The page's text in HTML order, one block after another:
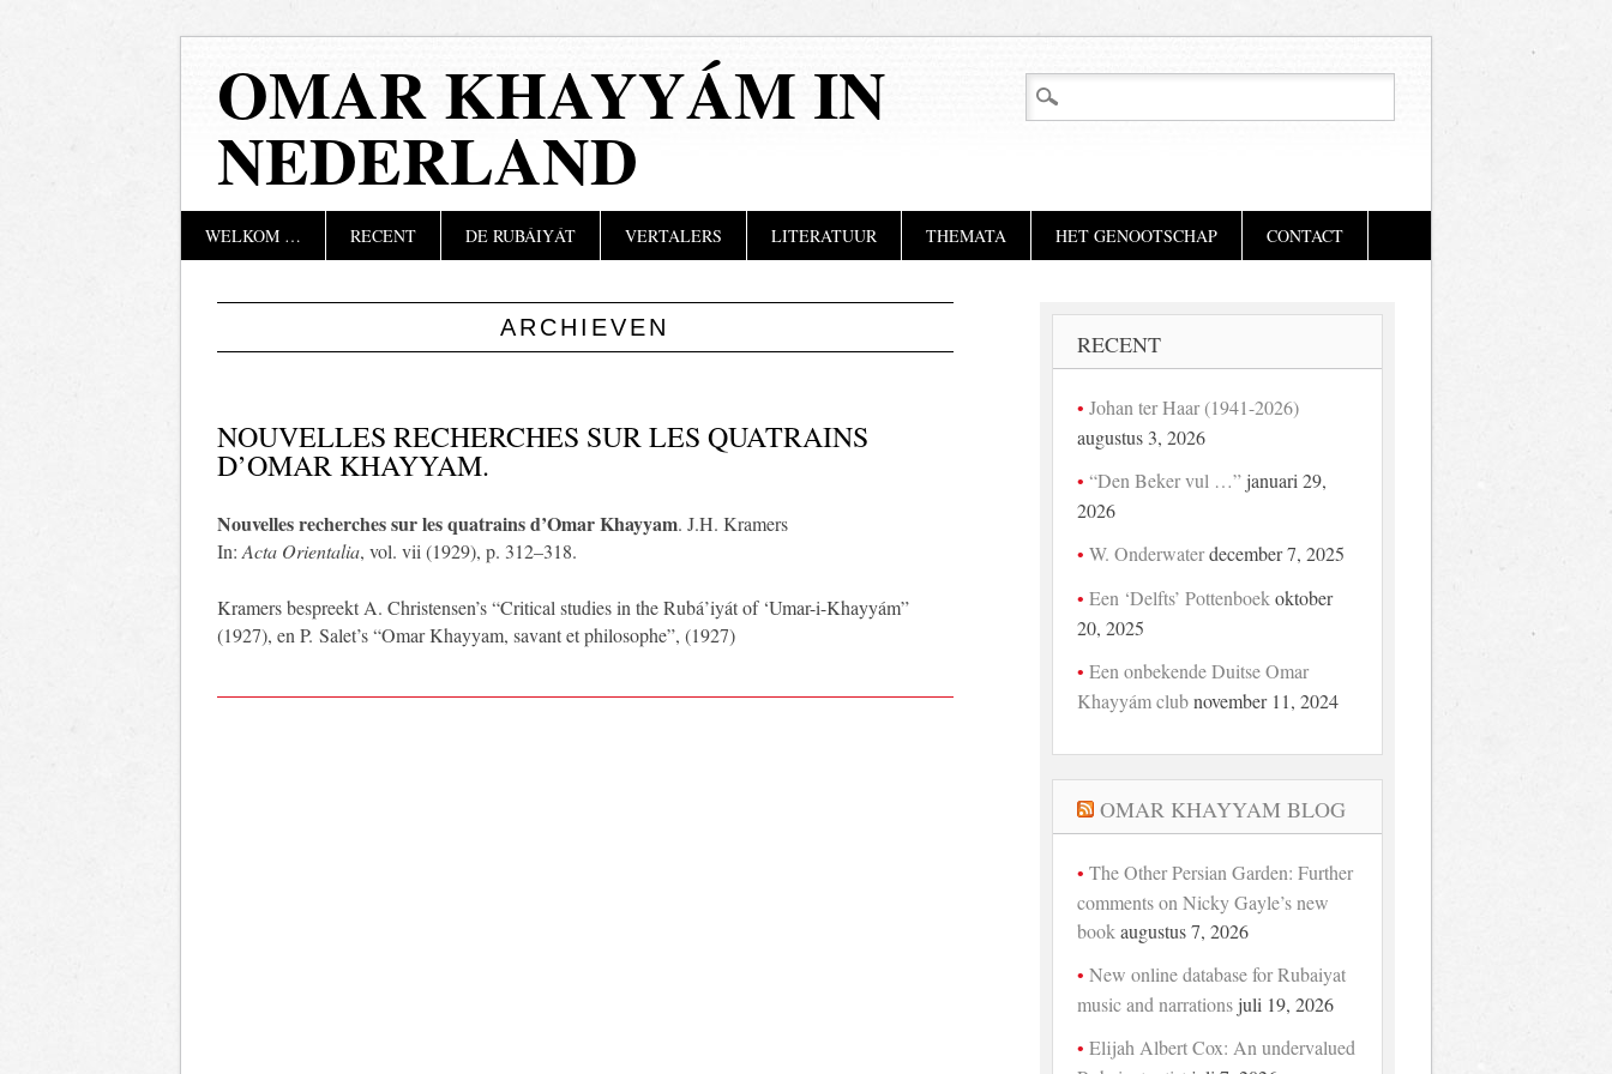
OMAR KHAYYÁM IN
NEDERLAND
Hoofdmenu
springen
WELKOM … RECENT DE RUBÁIYÁT VERTALERS LITERATUUR THEMATA HET GENOOTSCHAP CONTACT
ARCHIEVEN
NOUVELLES RECHERCHES SUR LES QUATRAINS
D’OMAR KHAYYAM.
Nouvelles recherches sur les quatrains d’Omar Khayyam. J.H. Kramers
In: Acta Orientalia, vol. vii (1929), p. 312–318.
Kramers bespreekt A. Christensen’s “Critical studies in the Rubá’iyát of ‘Umar-i-Khayyám”
(1927), en P. Salet’s “Omar Khayyam, savant et philosophe”, (1927)
RECENT
Johan ter Haar (1941-2026)
augustus 3, 2026
“Den Beker vul …” januari 29,
2026
W. Onderwater december 7, 2025
Een ‘Delfts’ Pottenboek oktober
20, 2025
Een onbekende Duitse Omar
Khayyám club november 11, 2024
OMAR KHAYYAM BLOG
The Other Persian Garden: Further
comments on Nicky Gayle’s new
book augustus 7, 2026
New online database for Rubaiyat
music and narrations juli 19, 2026
Elijah Albert Cox: An undervalued